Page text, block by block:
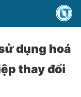
dụng hoá
thay đổi